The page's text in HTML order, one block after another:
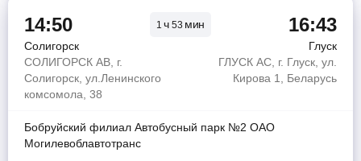
14:50 1ч 53 мин 16:43
Солигорск
Глуск
СОЛИГОРСК АВ, г.
Солигорск, ул.Ленинского
комсомола, 38
ГЛУСК АС, г. Глуск, ул.
Кирова 1, Беларусь
Бобруйский филиал Автобусный парк №2 ОАО
Могилевоблавтотранс